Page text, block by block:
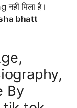
मिला है।
bhatt
By